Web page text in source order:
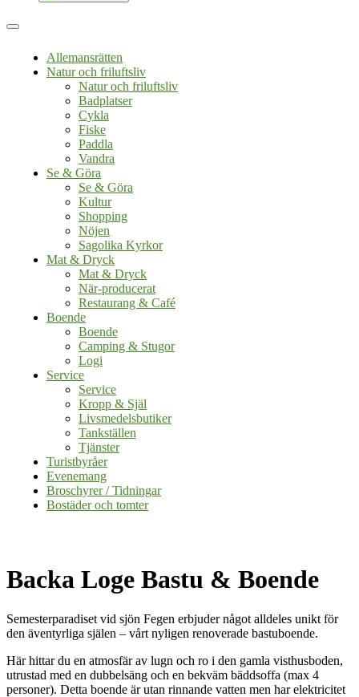
Allemansrätten
Natur och friluftsliv
Natur och friluftsliv
Badplatser
Cykla
Fiske
Paddla
Vandra
Se & Göra
Se & Göra
Kultur
Shopping
Nöjen
Sagolika Kyrkor
Mat & Dryck
Mat & Dryck
När-producerat
Restaurang & Café
Boende
Boende
Camping & Stugor
Logi
Service
Service
Kropp & Själ
Livsmedelsbutiker
Tankställen
Tjänster
Turistbyråer
Evenemang
Broschyrer / Tidningar
Bostäder och tomter
Backa Loge Bastu & Boende
Semesterparadiset vid sjön Fegen erbjuder något alldeles unikt för
den äventyrliga själen – vårt nyligen renoverade bastuboende.
Här hittar du en atmosfär av lugn och ro i den gamla visthusboden,
utrustad med en dubbelsäng och en bekväm bäddsoffa (max 4
personer). Detta boende är utan rinnande vatten men har elektricitet